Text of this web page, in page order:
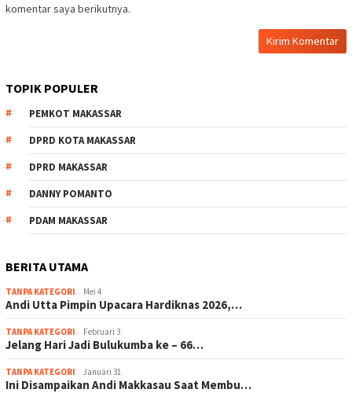
komentar saya berikutnya.
TOPIK POPULER
PEMKOT MAKASSAR
DPRD KOTA MAKASSAR
DPRD MAKASSAR
DANNY POMANTO
PDAM MAKASSAR
BERITA UTAMA
TANPA KATEGORI Mei 4
Andi Utta Pimpin Upacara Hardiknas 2026,…
TANPA KATEGORI Februari 3
Jelang Hari Jadi Bulukumba ke – 66…
TANPA KATEGORI Januari 31
Ini Disampaikan Andi Makkasau Saat Membu…